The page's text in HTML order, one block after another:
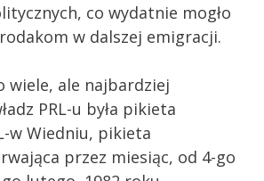
co wydatnie mogło
w dalszej emigracji.
wiele, ale najbardziej
PRL-u była pikieta
w Wiedniu, pikieta
przez miesiąc, od 4-go